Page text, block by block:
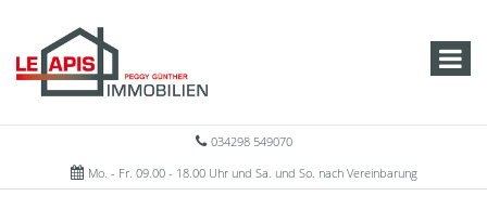
034298 549070
Mo. - Fr. 09.00 - 18.00 Uhr und Sa. und So. nach Vereinbarung